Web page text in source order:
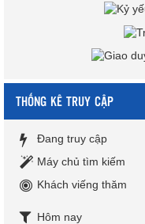
THỐNG KÊ TRUY CẬP
Đang truy cập
Máy chủ tìm kiếm
Khách viếng thăm
Hôm nay